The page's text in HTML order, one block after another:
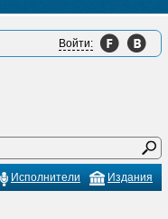
Войти:
Издания
Исполнители